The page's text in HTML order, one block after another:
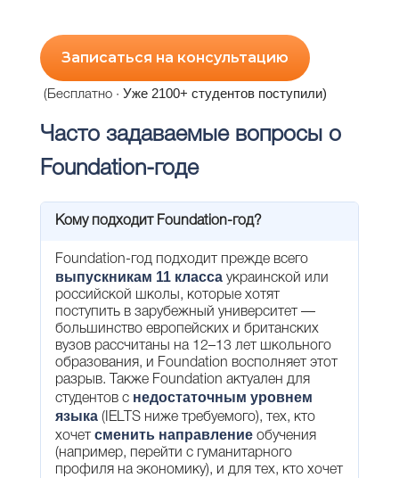
Записаться на консультацию
(Бесплатно · Уже 2100+ студентов поступили)
Часто задаваемые вопросы о
Foundation-годе
Кому подходит Foundation-год?
Foundation-год подходит прежде всего
выпускникам 11 класса украинской или
российской школы, которые хотят
поступить в зарубежный университет —
большинство европейских и британских
вузов рассчитаны на 12–13 лет школьного
образования, и Foundation восполняет этот
разрыв. Также Foundation актуален для
студентов с недостаточным уровнем
языка (IELTS ниже требуемого), тех, кто
хочет сменить направление обучения
(например, перейти с гуманитарного
профиля на экономику), и для тех, кто хочет